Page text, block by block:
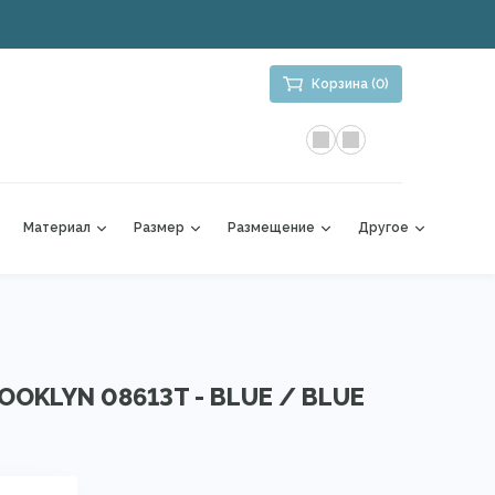
Корзина (0)
Материал Размер Размещение Другое
08613T - BLUE / BLUE